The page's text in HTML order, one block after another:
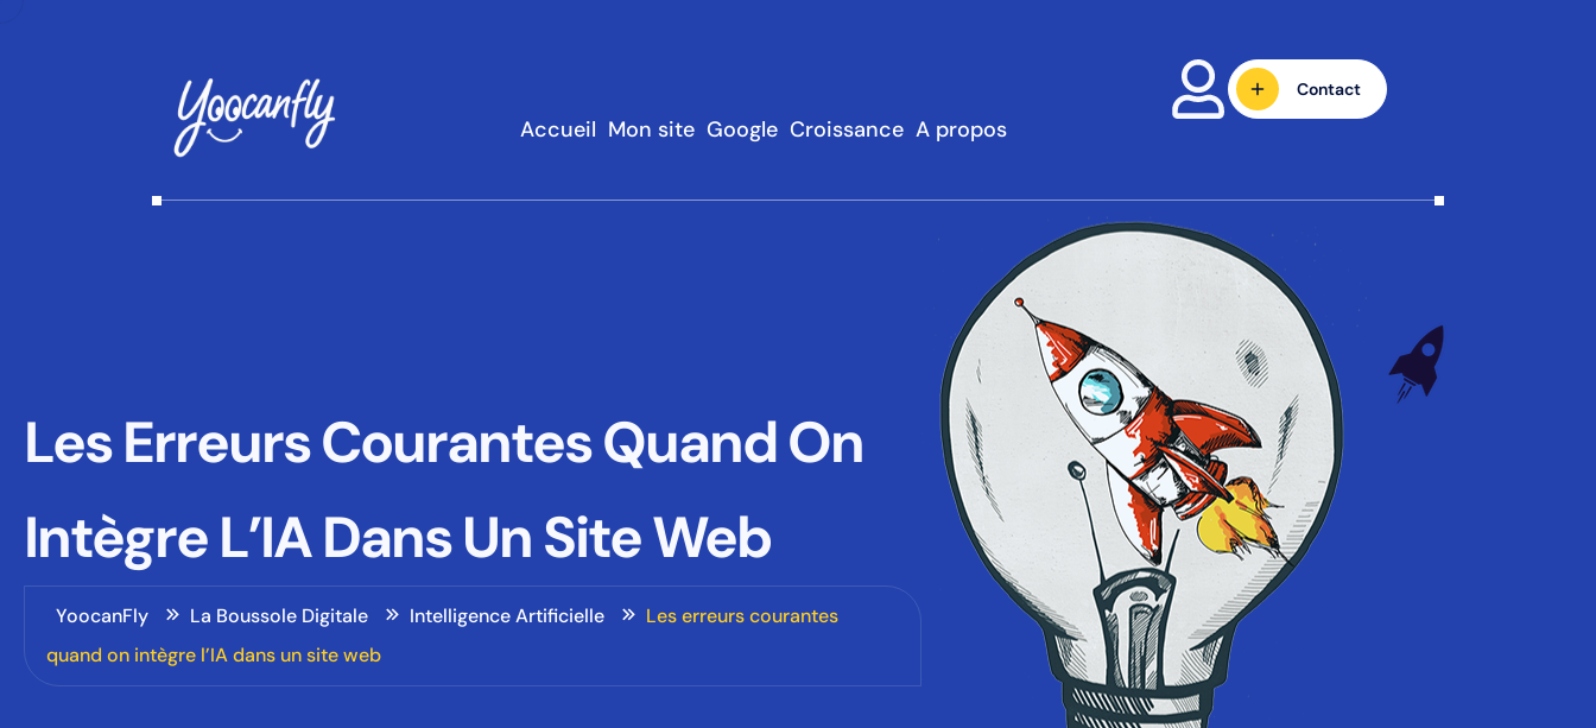
Accueil Mon site Google Croissance A propos
Contact
Les Erreurs Courantes Quand On
Intègre L’IA Dans Un Site Web
YoocanFly La Boussole Digitale Intelligence Artificielle
Les erreurs courantes
quand on intègre l’IA dans un site web